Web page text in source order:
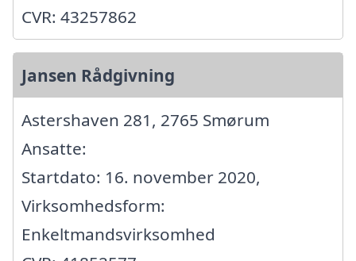
CVR: 43257862
Jansen Rådgivning
Astershaven 281, 2765 Smørum
Ansatte:
Startdato: 16. november 2020,
Virksomhedsform:
Enkeltmandsvirksomhed